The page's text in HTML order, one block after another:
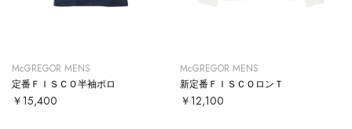
McGREGOR MENS
定番ＦＩＳＣＯ半袖ポロ
￥15,400
McGREGOR MENS
新定番ＦＩＳＣＯロンＴ
￥12,100